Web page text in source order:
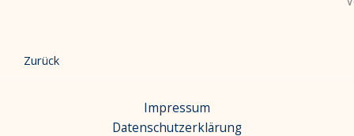
Zurück
Impressum
Datenschutzerklärung